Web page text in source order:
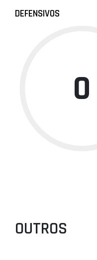
DEFENSIVOS
0
OUTROS